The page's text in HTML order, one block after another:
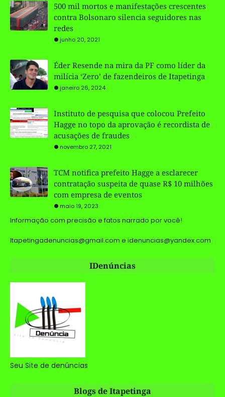
500 mil mortos e manifestações crescentes
contra Bolsonaro silencia seguidores nas
redes
junho 20, 2021
Éder Resende na mira da PF como líder da
milícia ‘Zero’ de fazendeiros de Itapetinga
janeiro 26, 2024
Instituto de pesquisa que colocou Prefeito
Hagge no topo da aprovação é recordista de
acusações de fraudes
novembro 27, 2021
TCM notifica prefeito Hagge a esclarecer
contratação suspeita de quase R$ 10 milhões
com empresa de eventos
maio 19, 2023
Informação com precisão e fatos narrado por você!
Itapetingadenuncias@gmail.com e idenuncias@yandex.com
IDenúncias
Seu Site de denúncias
Blogs de Itapetinga